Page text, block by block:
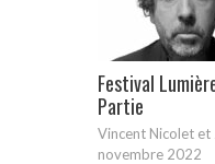
Festival
Partie
Vincent Nicolet et
novembre 2022